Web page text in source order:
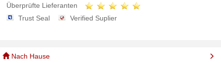
Überprüfte Lieferanten
Trust Seal
Verified Suplier
Nach Hause